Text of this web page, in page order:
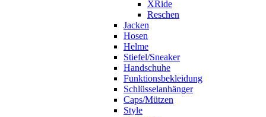
XRide
Reschen
Jacken
Hosen
Helme
Stiefel/Sneaker
Handschuhe
Funktionsbekleidung
Schlüsselanhänger
Caps/Mützen
Style